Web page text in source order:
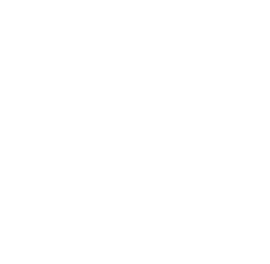
de looptijd de